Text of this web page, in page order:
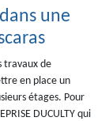
une
travaux de
en place un
étages. Pour
DUCULTY qui